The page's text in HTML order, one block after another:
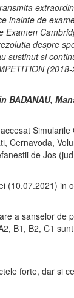
inainte de
Examen
despre
sustinut si
BADANAU,
Simularile
Cernavoda,
de Jos
(10.07.2021) in
a sanselor de
B1, B2, C1
forte, dar si